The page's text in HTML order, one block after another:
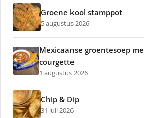
Groene kool stamppot
5 augustus 2026
Mexicaanse groentesoep
courgette
1 augustus 2026
Chip & Dip
31 juli 2026